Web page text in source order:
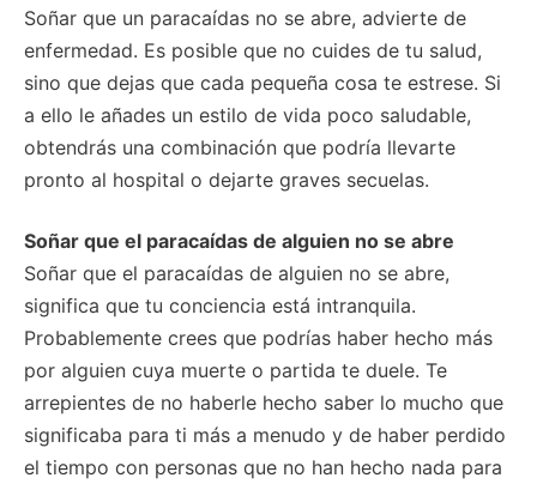
Soñar que un paracaídas no se abre, advierte de
enfermedad. Es posible que no cuides de tu salud,
sino que dejas que cada pequeña cosa te estrese. Si
a ello le añades un estilo de vida poco saludable,
obtendrás una combinación que podría llevarte
pronto al hospital o dejarte graves secuelas.
Soñar que el paracaídas de alguien no se abre
Soñar que el paracaídas de alguien no se abre,
significa que tu conciencia está intranquila.
Probablemente crees que podrías haber hecho más
por alguien cuya muerte o partida te duele. Te
arrepientes de no haberle hecho saber lo mucho que
significaba para ti más a menudo y de haber perdido
el tiempo con personas que no han hecho nada para